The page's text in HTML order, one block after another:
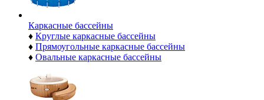
Каркасные бассейны
♦ Круглые каркасные бассейны
♦ Прямоугольные каркасные бассейны
♦ Овальные каркасные бассейны